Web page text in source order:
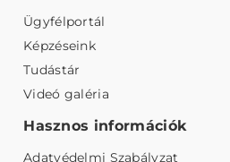
Ügyfélportál
Képzéseink
Tudástár
Videó galéria
Hasznos információk
Adatvédelmi Szabályzat